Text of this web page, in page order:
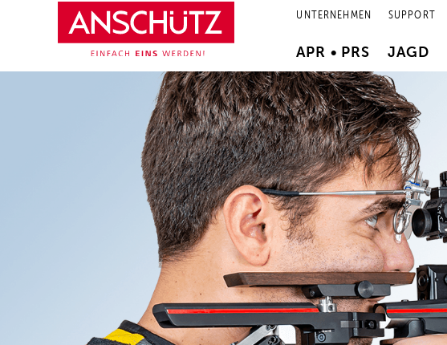
UNTERNEHMEN SUPPORT
APR • PRS JAGD